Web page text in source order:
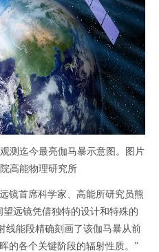
迄今最亮伽马暴示意图。图片
高能物理研究所
首席科学家、高能所研究员熊
远镜凭借独特的设计和特殊的
线能段精确刻画了该伽马暴从前
的各个关键阶段的辐射性质。”